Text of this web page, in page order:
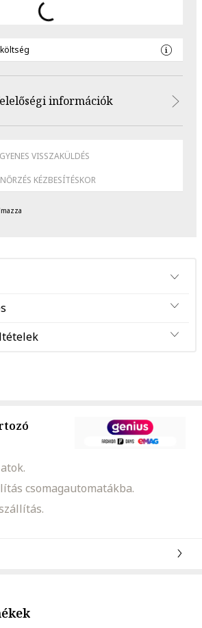
információk
VISSZAKÜLDÉS
KÉZBESÍTÉSKOR
csomagautomatákba.